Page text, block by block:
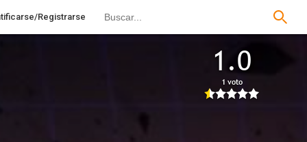
Registrarse
1.0
1 voto